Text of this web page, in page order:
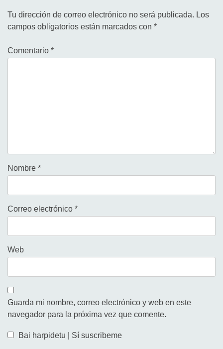
Tu dirección de correo electrónico no será publicada. Los
campos obligatorios están marcados con *
Comentario *
Nombre *
Correo electrónico *
Web
Guarda mi nombre, correo electrónico y web en este
navegador para la próxima vez que comente.
Bai harpidetu | Sí suscribeme